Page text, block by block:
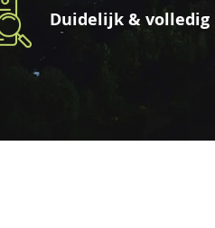
Duidelijk & volledig